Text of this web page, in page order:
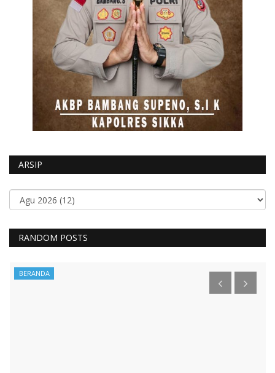
ARSIP
RANDOM POSTS
BERANDA